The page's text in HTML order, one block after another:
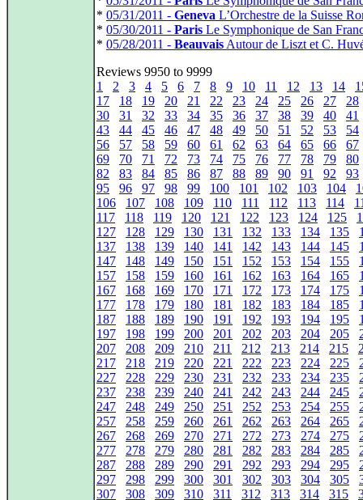
* 05/31/2011 - Geneva L’Orchestre de la Suisse
* 05/30/2011 - Paris Le Symphonique de San
* 05/28/2011 - Beauvais Autour de Liszt et C.
Reviews 9950 to 9999
1
2 3 4 5 6 7 8 9 10 11 12 13 14
17
18 19 20 21 22 23 24 25 26 27
28
30
31 32 33 34 35 36 37 38 39 40
41
43
44 45 46 47 48 49 50 51 52 53
54
56
57 58 59 60 61 62 63 64 65 66
67
69
70 71 72 73 74 75 76 77 78 79
80
82
83 84 85 86 87 88 89 90 91 92
93
95
96 97 98 99 100 101 102 103 104
106
107 108 109 110 111 112 113 114
117
118 119 120 121 122 123 124 125
127
128 129 130 131 132 133 134 135
137
138 139 140 141 142 143 144 145
147
148 149 150 151 152 153 154 155
157
158 159 160 161 162 163 164 165
167
168 169 170 171 172 173 174 175
177
178 179 180 181 182 183 184 185
187
188 189 190 191 192 193 194 195
197
198 199 200 201 202 203 204 205
207
208 209 210 211 212 213 214 215
217
218 219 220 221 222 223 224 225
227
228 229 230 231 232 233 234 235
237
238 239 240 241 242 243 244 245
247
248 249 250 251 252 253 254 255
257
258 259 260 261 262 263 264 265
267
268 269 270 271 272 273 274 275
277
278 279 280 281 282 283 284 285
287
288 289 290 291 292 293 294 295
297
298 299 300 301 302 303 304 305
307
308 309 310 311 312 313 314 315